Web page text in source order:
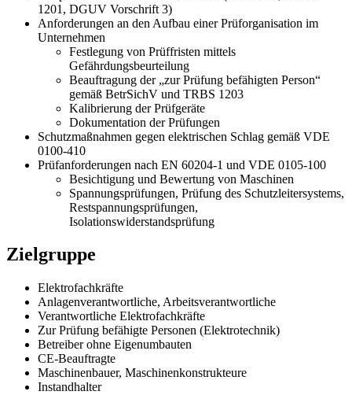
1201, DGUV Vorschrift 3)
Anforderungen an den Aufbau einer Prüforganisation im
Unternehmen
Festlegung von Prüffristen mittels
Gefährdungsbeurteilung
Beauftragung der „zur Prüfung befähigten Person“
gemäß BetrSichV und TRBS 1203
Kalibrierung der Prüfgeräte
Dokumentation der Prüfungen
Schutzmaßnahmen gegen elektrischen Schlag gemäß VDE
0100-410
Prüfanforderungen nach EN 60204-1 und VDE 0105-100
Besichtigung und Bewertung von Maschinen
Spannungsprüfungen, Prüfung des Schutzleitersystems,
Restspannungsprüfungen,
Isolationswiderstandsprüfung
Zielgruppe
Elektrofachkräfte
Anlagenverantwortliche, Arbeitsverantwortliche
Verantwortliche Elektrofachkräfte
Zur Prüfung befähigte Personen (Elektrotechnik)
Betreiber ohne Eigenumbauten
CE-Beauftragte
Maschinenbauer, Maschinenkonstrukteure
Instandhalter